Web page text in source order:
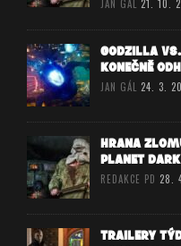
JAN GÁL 21. 10.
GODZILLA
KONEČNĚ
JAN GÁL 24. 3.
HRANA
PLANET
REDAKCE PD 28.
TRAILERY